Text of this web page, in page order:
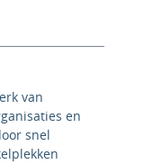
van
en
snel